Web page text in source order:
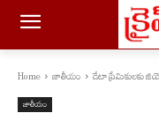
Home జాతీయం డేటా ప్రేమికులకు
జాతీయం